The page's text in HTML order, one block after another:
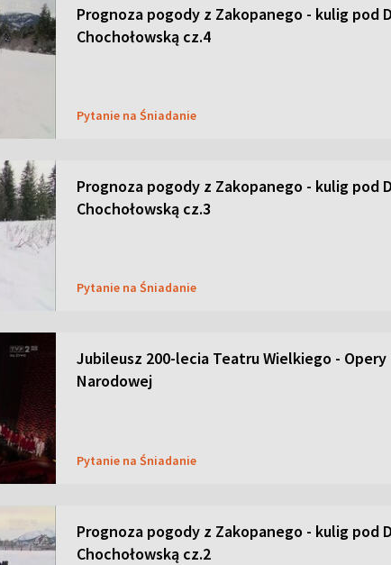
Prognoza pogody z Zakopanego - kulig pod
Chochołowską cz.4
Pytanie na Śniadanie
Prognoza pogody z Zakopanego - kulig pod
Chochołowską cz.3
Pytanie na Śniadanie
Jubileusz 200-lecia Teatru Wielkiego - Opery
Narodowej
Pytanie na Śniadanie
Prognoza pogody z Zakopanego - kulig pod
Chochołowską cz.2